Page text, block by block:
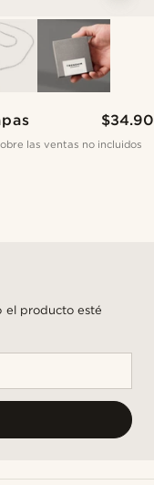
$34.90
las ventas no incluidos
el producto esté